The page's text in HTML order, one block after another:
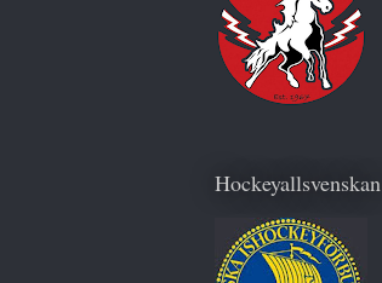
Hockeyallsvenskan